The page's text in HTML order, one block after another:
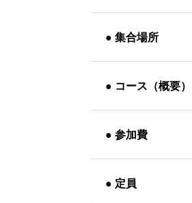
● 集合場所
● コース（概要）
● 参加費
● 定員